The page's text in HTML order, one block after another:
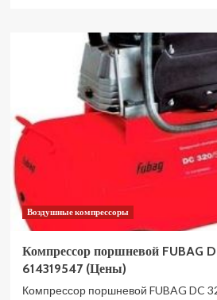
Станок
ленточнопильный
STALEX
BS-
315GH
400V,
полуавтоматический
Воздушные компрессоры
Компрессор поршневой FUBAG
614319547 (Цены)
Компрессор поршневой FUBAG DC